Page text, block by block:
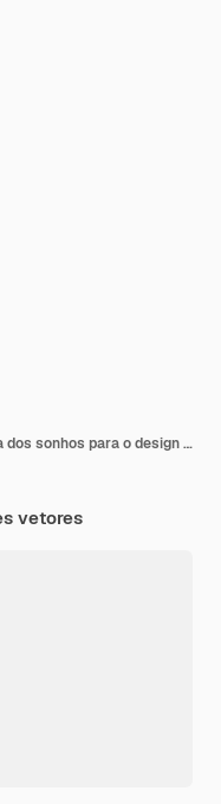
Apenas seja o slogan da tipografia dos sonhos para o design da camiseta impressa
vetores